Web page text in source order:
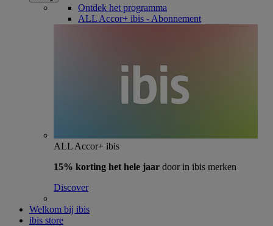
Ontdek het programma
ALL Accor+ ibis - Abonnement
ALL Accor+ ibis
15% korting het hele jaar door in ibis merken
Discover
Welkom bij ibis
ibis store